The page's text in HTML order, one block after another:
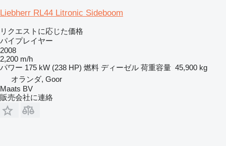
Liebherr RL44 Litronic Sideboom
リクエストに応じた価格
パイプレイヤー
2008
2,200 m/h
パワー 175 kW (238 HP) 燃料 ディーゼル 荷重容量 45,900 kg
オランダ, Goor
Maats BV
販売会社に連絡